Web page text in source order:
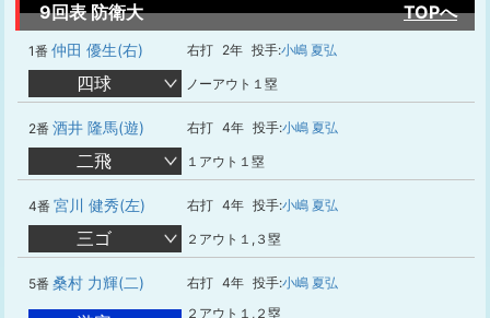
9回表 防衛大 TOPへ
1番 仲田 優生(右) 右打 2年 投手:小嶋 夏弘
四球 ノーアウト１塁
2番 酒井 隆馬(遊) 右打 4年 投手:小嶋 夏弘
二飛 １アウト１塁
4番 宮川 健秀(左) 右打 4年 投手:小嶋 夏弘
三ゴ ２アウト１,３塁
5番 桑村 力輝(二) 右打 4年 投手:小嶋 夏弘
２アウト１,２塁